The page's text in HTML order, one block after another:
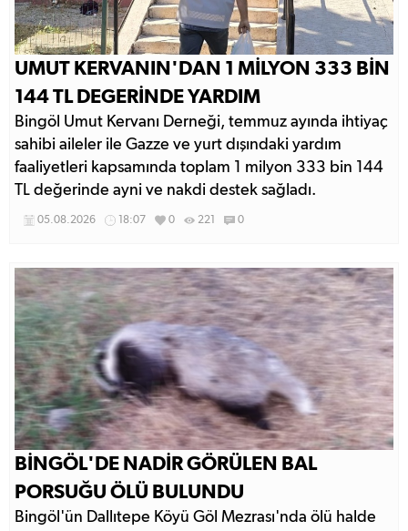
UMUT KERVANIN'DAN 1 MİLYON 333 BİN
144 TL DEGERİNDE YARDIM
Bingöl Umut Kervanı Derneği, temmuz ayında ihtiyaç
sahibi aileler ile Gazze ve yurt dışındaki yardım
faaliyetleri kapsamında toplam 1 milyon 333 bin 144
TL değerinde ayni ve nakdi destek sağladı.
05.08.2026 18:07 0 221 0
BİNGÖL'DE NADİR GÖRÜLEN BAL
PORSUĞU ÖLÜ BULUNDU
Bingöl'ün Dallıtepe Köyü Göl Mezrası'nda ölü halde